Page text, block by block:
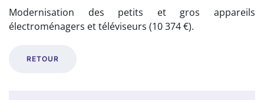
Modernisation des petits et gros appareils
électroménagers et téléviseurs (10 374 €).
RETOUR